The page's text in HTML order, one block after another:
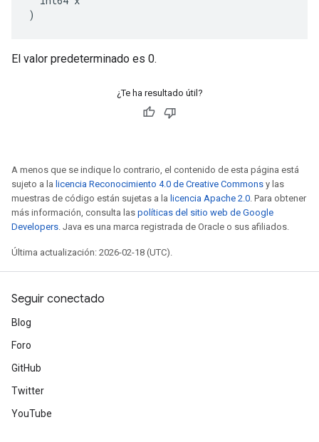
)
El valor predeterminado es 0.
¿Te ha resultado útil?
A menos que se indique lo contrario, el contenido de esta página está
sujeto a la licencia Reconocimiento 4.0 de Creative Commons y las
muestras de código están sujetas a la licencia Apache 2.0. Para obtener
más información, consulta las políticas del sitio web de Google
Developers. Java es una marca registrada de Oracle o sus afiliados.
Última actualización: 2026-02-18 (UTC).
Seguir conectado
Blog
Foro
GitHub
Twitter
YouTube